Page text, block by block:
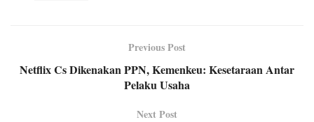
Previous Post
Netflix Cs Dikenakan PPN, Kemenkeu: Kesetaraan Antar
Pelaku Usaha
Next Post